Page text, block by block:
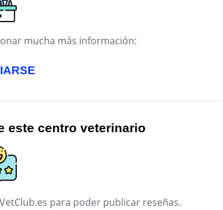
mucha más información:
este centro veterinario
para poder publicar reseñas.